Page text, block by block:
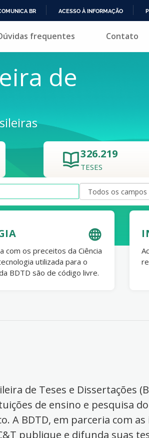
PARA
BR ACESSO À INFORMAÇÃO
frequentes Contato
de
326.219
TESES
com os preceitos da Ciência
utilizada para o
BDTD são de código livre.
de Teses e Dissertações
de ensino e pesquisa
A BDTD, em parceria com
publique e difunda suas